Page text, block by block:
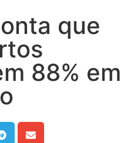
que
88% em